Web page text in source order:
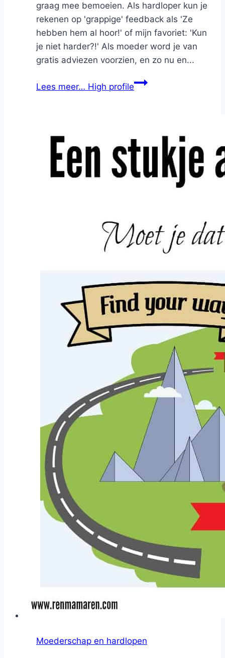
graag mee bemoeien. Als hardloper kun je
rekenen op 'grappige' feedback als 'Ze
hebben hem al hoor!' of mijn favoriet: 'Kun
je niet harder?!' Als moeder word je van
gratis adviezen voorzien, en zo nu en...
Lees meer… High profile
Moederschap en hardlopen